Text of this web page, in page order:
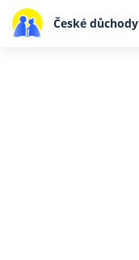
České důchody